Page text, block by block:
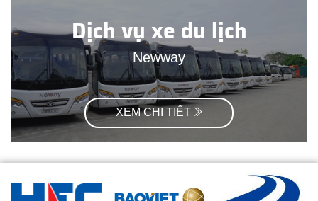
Dịch vụ xe du lịch
Newway
XEM CHI TIẾT